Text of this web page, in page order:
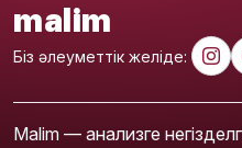
malim
Біз әлеуметтік желіде:
Malim — анализге